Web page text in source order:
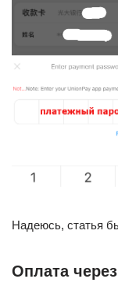
Надеюсь, статья
Оплата